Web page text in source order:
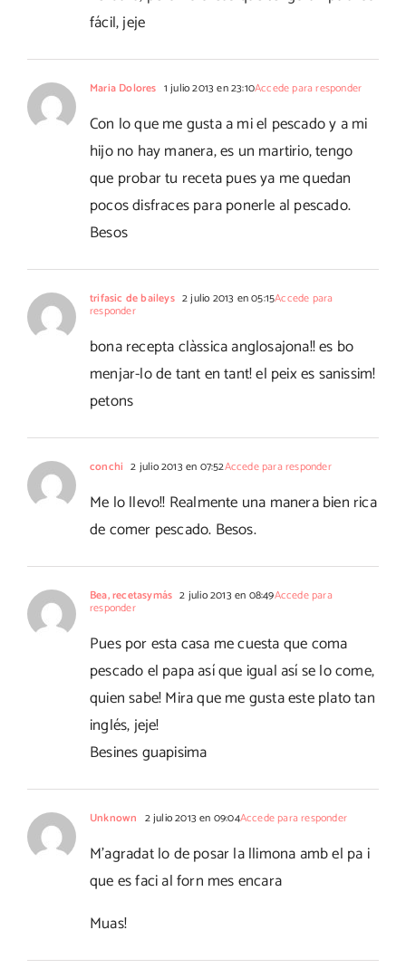
fácil, jeje
Maria Dolores 1 julio 2013 en 23:10Accede para responder
Con lo que me gusta a mi el pescado y a mi
hijo no hay manera, es un martirio, tengo
que probar tu receta pues ya me quedan
pocos disfraces para ponerle al pescado.
Besos
trifasic de baileys 2 julio 2013 en 05:15Accede para
responder
bona recepta clàssica anglosajona!! es bo
menjar-lo de tant en tant! el peix es sanissim!
petons
conchi 2 julio 2013 en 07:52Accede para responder
Me lo llevo!! Realmente una manera bien rica
de comer pescado. Besos.
Bea, recetasymás 2 julio 2013 en 08:49Accede para
responder
Pues por esta casa me cuesta que coma
pescado el papa así que igual así se lo come,
quien sabe! Mira que me gusta este plato tan
inglés, jeje!
Besines guapisima
Unknown 2 julio 2013 en 09:04Accede para responder
M'agradat lo de posar la llimona amb el pa i
que es faci al forn mes encara
Muas!